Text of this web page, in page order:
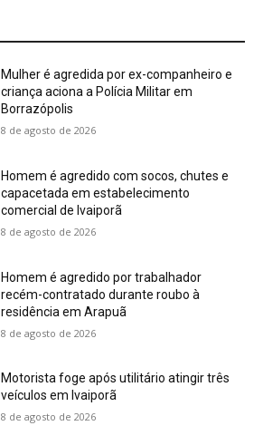
Mulher é agredida por ex-companheiro e
criança aciona a Polícia Militar em
Borrazópolis
8 de agosto de 2026
Homem é agredido com socos, chutes e
capacetada em estabelecimento
comercial de Ivaiporã
8 de agosto de 2026
Homem é agredido por trabalhador
recém-contratado durante roubo à
residência em Arapuã
8 de agosto de 2026
Motorista foge após utilitário atingir três
veículos em Ivaiporã
8 de agosto de 2026